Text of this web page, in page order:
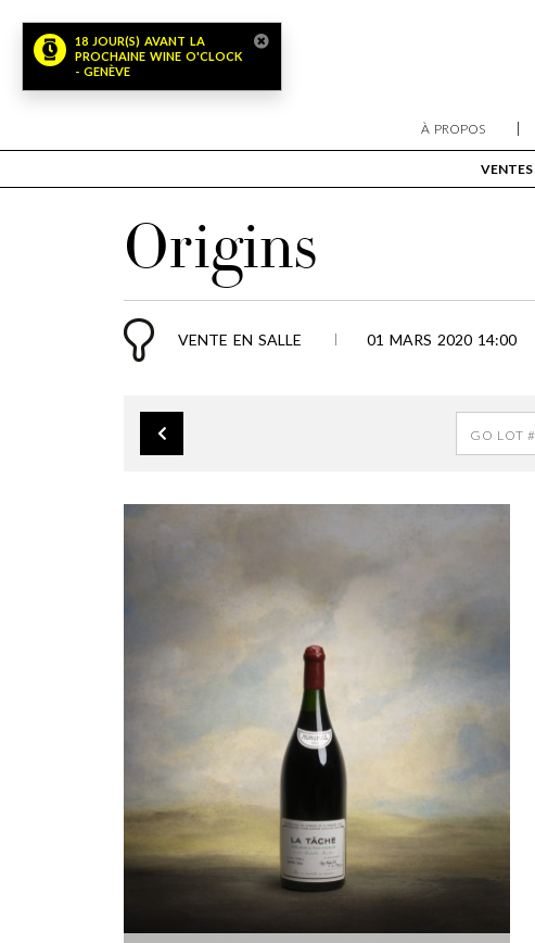
VENTES
À PROPOS
18 JOUR(S) AVANT LA
PROCHAINE WINE O'CLOCK
- GENÈVE
Origins
VENTE EN SALLE 01 MARS 2020 14:00